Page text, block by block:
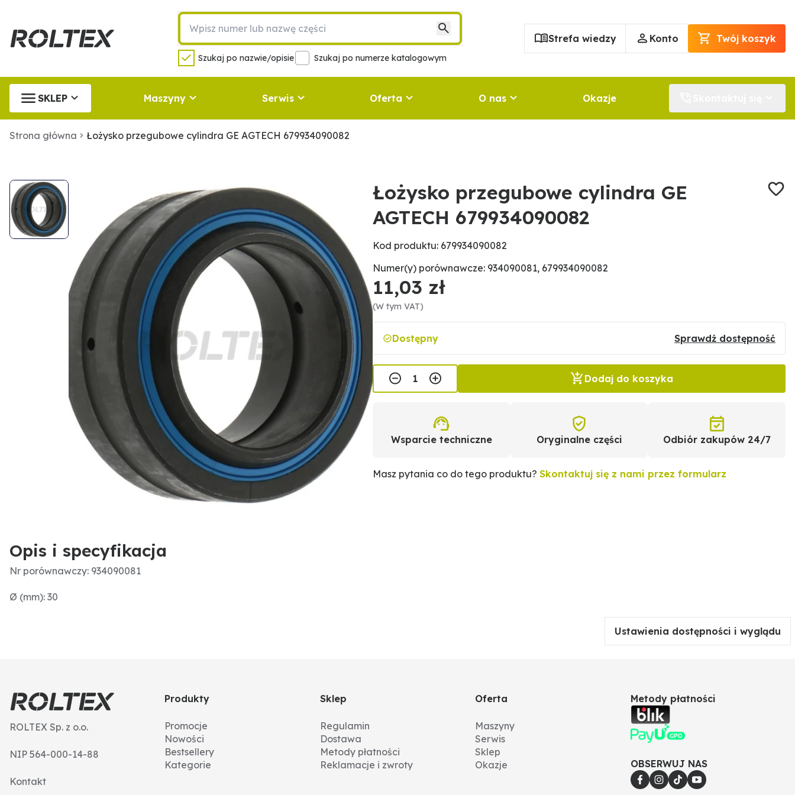
Szukaj po nazwie/opisie Szukaj po numerze katalogowym
Strefa wiedzy Konto Twój koszyk
SKLEP Maszyny Serwis Oferta O nas Okazje
Strona główna Łożysko przegubowe cylindra GE AGTECH 679934090082
Łożysko przegubowe cylindra GE
AGTECH 679934090082
Kod produktu: 679934090082
Numer(y) porównawcze: 934090081, 679934090082
11,03 zł
(W tym VAT)
Dostępny Sprawdź dostępność
Dodaj do koszyka
Wsparcie techniczne Oryginalne części Odbiór zakupów 24/7
Masz pytania co do tego produktu?Skontaktuj się z nami przez formularz
Opis i specyfikacja
Nr porównawczy: 934090081
Ø (mm): 30
Ustawienia dostępności i wyglądu
ROLTEX Sp. z o.o.
NIP 564-000-14-88
Kontakt
Produkty
Promocje
Nowości
Bestsellery
Kategorie
Sklep
Regulamin
Dostawa
Metody płatności
Reklamacje i zwroty
Oferta
Maszyny
Serwis
Sklep
Okazje
Metody płatności
OBSERWUJ NAS